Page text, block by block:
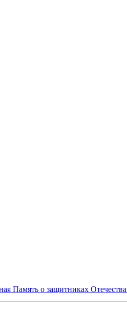
Память о защитниках